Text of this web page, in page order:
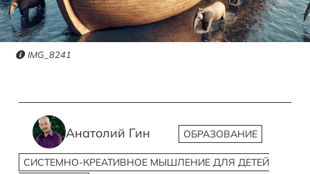
IMG_8241
Анатолий Гин ОБРАЗОВАНИЕ
СИСТЕМНО-КРЕАТИВНОЕ МЫШЛЕНИЕ ДЛЯ ДЕТЕЙ